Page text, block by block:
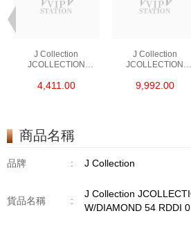
J Collection
JCOLLECTION
RDDI 0.48 CT18KR
4,411.00
J Collection
JCOLLECTION
RDDI 1.34 CT18KW
9,992.00
商品名稱
品牌 : J Collection
貨品名稱 :
J Collection
W/DIAMOND 54 RDDI